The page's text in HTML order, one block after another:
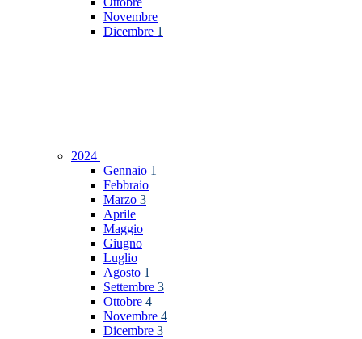
Novembre
Dicembre 1
2024
Gennaio 1
Febbraio
Marzo 3
Aprile
Maggio
Giugno
Luglio
Agosto 1
Settembre 3
Ottobre 4
Novembre 4
Dicembre 3